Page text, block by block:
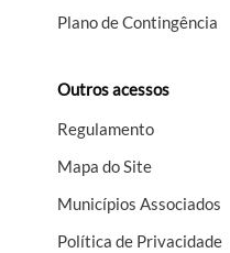
Plano de Contingência
Outros acessos
Regulamento
Mapa do Site
Municípios Associados
Política de Privacidade